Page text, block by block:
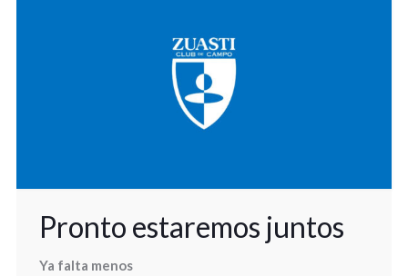
Pronto estaremos juntos
Ya falta menos